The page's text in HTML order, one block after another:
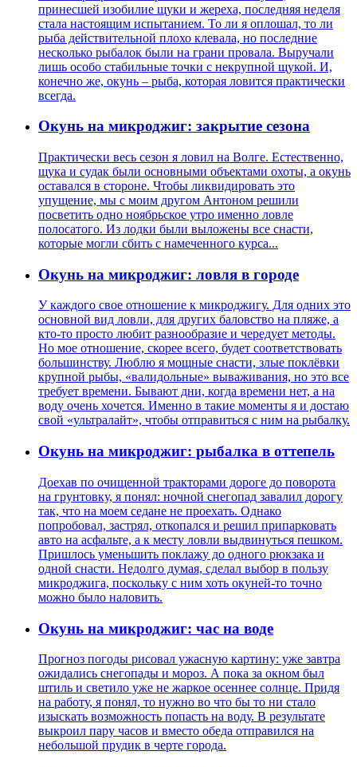
принесшей изобилие щуки и жереха, последняя неделя
стала настоящим испытанием. То ли я оплошал, то ли
рыба действительной плохо клевала, но последние
несколько рыбалок были на грани провала. Выручали
лишь особо стабильные точки с некрупной щукой. И,
конечно же, окунь – рыба, которая ловится практически
всегда.
Окунь на микроджиг: закрытие сезона
Практически весь сезон я ловил на Волге. Естественно,
щука и судак были основными объектами охоты, а окунь
оставался в стороне. Чтобы ликвидировать это
упущение, мы с моим другом Антоном решили
посветить одно ноябрьское утро именно ловле
полосатого. Из лодки были выложены все снасти,
которые могли сбить с намеченного курса...
Окунь на микроджиг: ловля в городе
У каждого свое отношение к микроджигу. Для одних это
основной вид ловли, для других баловство на пляже, а
кто-то просто любит разнообразие и чередует методы.
Но мое отношение, скорее всего, будет соответствовать
большинству. Люблю я мощные снасти, злые поклёвки
крупной рыбы, «валидольные» вываживания, но это все
требует времени. Бывают дни, когда времени нет, а на
воду очень хочется. Именно в такие моменты я и достаю
свой «ультралайт», чтобы отправиться с ним на рыбалку.
Окунь на микроджиг: рыбалка в оттепель
Доехав по очищенной тракторами дороге до поворота
на грунтовку, я понял: ночной снегопад завалил дорогу
так, что на моем седане не проехать. Однако
попробовал, застрял, откопался и решил припарковать
авто на асфальте, а к месту ловли выдвинуться пешком.
Пришлось уменьшить поклажу до одного рюкзака и
одной снасти. Недолго думая, сделал выбор в пользу
микроджига, поскольку с ним хоть окуней-то точно
можно было наловить.
Окунь на микроджиг: час на воде
Прогноз погоды рисовал ужасную картину: уже завтра
ожидались снегопады и мороз. А пока за окном был
штиль и светило уже не жаркое осеннее солнце. Придя
на работу, я понял, то нужно во что бы то ни стало
изыскать возможность попасть на воду. В результате
выкроил пару часов и вместо обеда отправился на
небольшой прудик в черте города.